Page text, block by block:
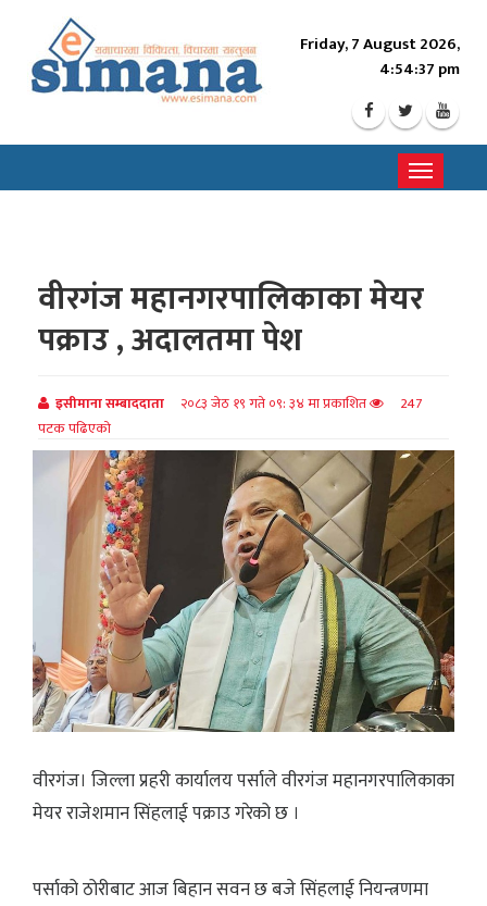
Friday, 7 August 2026,
4:54:38 pm
Toggle
वीरगंज महानगरपालिकाका मेयर
पक्राउ , अदालतमा पेश
इसीमाना सम्बाददाता २०८३ जेठ १९ गते ०९: ३४ मा प्रकाशित
247
पटक पढिएको
वीरगंज। जिल्ला प्रहरी कार्यालय पर्साले वीरगंज महानगरपालिकाका
मेयर राजेशमान सिंहलाई पक्राउ गरेको छ ।
पर्साको ठोरीबाट आज बिहान सवन छ बजे सिंहलाई नियन्त्रणमा